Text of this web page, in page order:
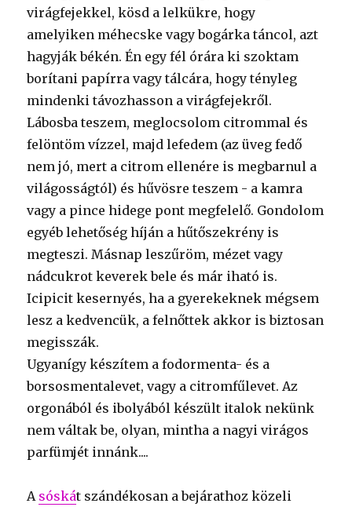
virágfejekkel, kösd a lelkükre, hogy
amelyiken méhecske vagy bogárka táncol, azt
hagyják békén. Én egy fél órára ki szoktam
borítani papírra vagy tálcára, hogy tényleg
mindenki távozhasson a virágfejekről.
Lábosba teszem, meglocsolom citrommal és
felöntöm vízzel, majd lefedem (az üveg fedő
nem jó, mert a citrom ellenére is megbarnul a
világosságtól) és hűvösre teszem - a kamra
vagy a pince hidege pont megfelelő. Gondolom
egyéb lehetőség híján a hűtőszekrény is
megteszi. Másnap leszűröm, mézet vagy
nádcukrot keverek bele és már iható is.
Icipicit kesernyés, ha a gyerekeknek mégsem
lesz a kedvencük, a felnőttek akkor is biztosan
megisszák.
Ugyanígy készítem a fodormenta- és a
borsosmentalevet, vagy a citromfűlevet. Az
orgonából és ibolyából készült italok nekünk
nem váltak be, olyan, mintha a nagyi virágos
parfümjét innánk....
A sóskát szándékosan a bejárathoz közeli